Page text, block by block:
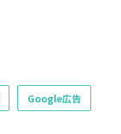
Google広告